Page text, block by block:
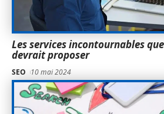
Les services incontournables
devrait proposer
SEO 10 mai 2024